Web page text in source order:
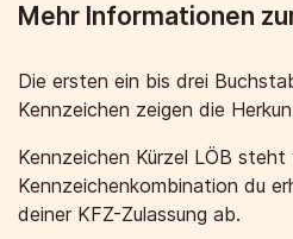
Mehr Informationen
Die ersten ein bis drei
Kennzeichen zeigen die
Kennzeichen Kürzel LÖB steht
Kennzeichenkombination du
deiner KFZ-Zulassung ab.